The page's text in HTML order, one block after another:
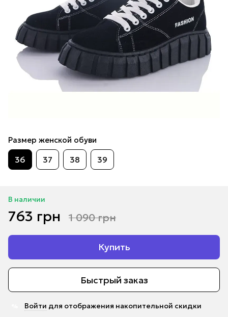
Размер женской обуви
36 37 38 39
В наличии
763 грн 1 090 грн
Купить
Быстрый заказ
Войти для отображения накопительной скидки